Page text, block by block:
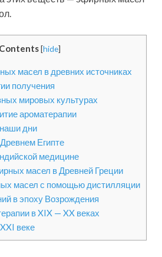
Contents[hide]
масел в древних источниках
получения
мировых культурах
ароматерапии
дни
Египте
медицине
масел в Древней Греции
масел с помощью дистилляции
в эпоху Возрождения
в XIX — XX веках
веке